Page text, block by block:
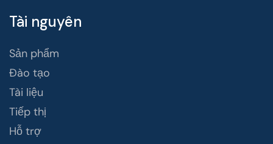
Tài nguyên
Sản phẩm
Đào tạo
Tài liệu
Tiếp thị
Hỗ trợ